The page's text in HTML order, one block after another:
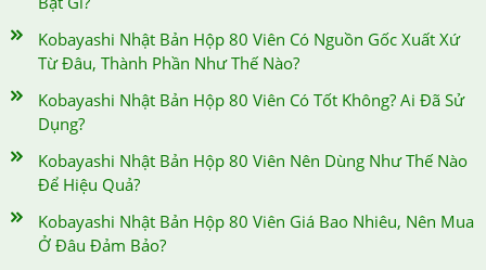
Kobayashi Nhật Bản Hộp 80 Viên Có Nguồn Gốc Xuất Xứ
Từ Đâu, Thành Phần Như Thế Nào?
Kobayashi Nhật Bản Hộp 80 Viên Có Tốt Không? Ai Đã Sử
Dụng?
Kobayashi Nhật Bản Hộp 80 Viên Nên Dùng Như Thế Nào
Để Hiệu Quả?
Kobayashi Nhật Bản Hộp 80 Viên Giá Bao Nhiêu, Nên Mua
Ở Đâu Đảm Bảo?